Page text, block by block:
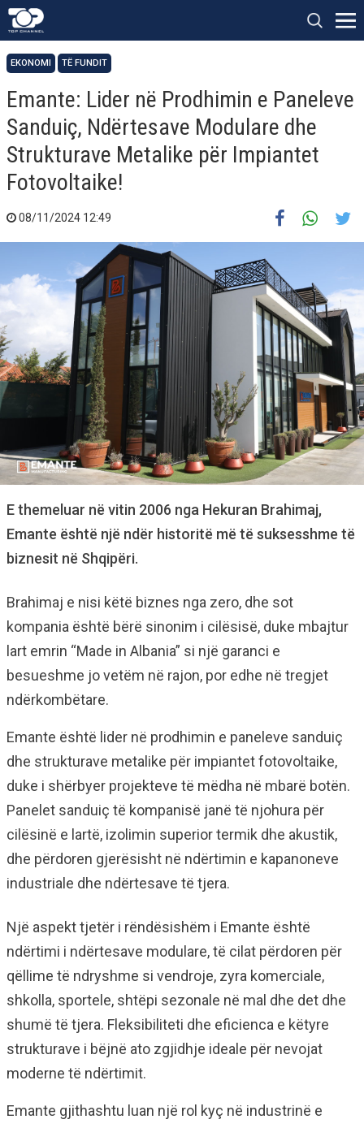
EKONOMI TË FUNDIT
Emante: Lider në Prodhimin e Paneleve
Sanduiç, Ndërtesave Modulare dhe
Strukturave Metalike për Impiantet
Fotovoltaike!
08/11/2024 12:49
E themeluar në vitin 2006 nga Hekuran Brahimaj,
Emante është një ndër historitë më të suksesshme të
biznesit në Shqipëri.
Brahimaj e nisi këtë biznes nga zero, dhe sot
kompania është bërë sinonim i cilësisë, duke mbajtur
lart emrin “Made in Albania” si një garanci e
besueshme jo vetëm në rajon, por edhe në tregjet
ndërkombëtare.
Emante është lider në prodhimin e paneleve sanduiç
dhe strukturave metalike për impiantet fotovoltaike,
duke i shërbyer projekteve të mëdha në mbarë botën.
Panelet sanduiç të kompanisë janë të njohura për
cilësinë e lartë, izolimin superior termik dhe akustik,
dhe përdoren gjerësisht në ndërtimin e kapanoneve
industriale dhe ndërtesave të tjera.
Një aspekt tjetër i rëndësishëm i Emante është
ndërtimi i ndërtesave modulare, të cilat përdoren për
qëllime të ndryshme si vendroje, zyra komerciale,
shkolla, sportele, shtëpi sezonale në mal dhe det dhe
shumë të tjera. Fleksibiliteti dhe eficienca e këtyre
strukturave i bëjnë ato zgjidhje ideale për nevojat
moderne të ndërtimit.
Emante gjithashtu luan një rol kyç në industrinë e